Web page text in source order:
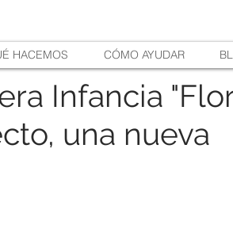
HACEMOS CÓMO AYUDAR
Infancia
una nueva